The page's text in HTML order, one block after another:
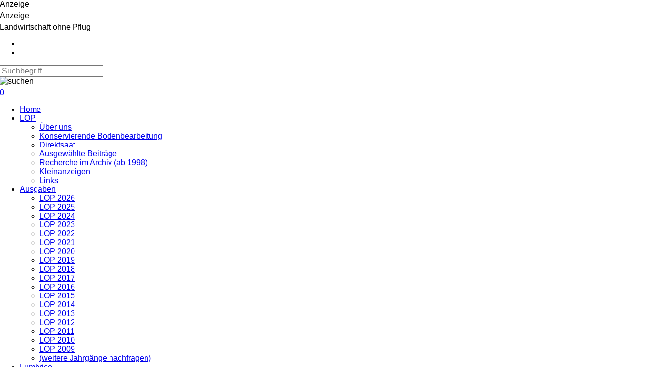
Anzeige
Anzeige
Landwirtschaft ohne Pflug
0
überspringen
Home
LOP
Über uns
Konservierende Bodenbearbeitung
Direktsaat
Ausgewählte Beiträge
Recherche im Archiv (ab 1998)
Kleinanzeigen
Links
Ausgaben
LOP 2026
LOP 2025
LOP 2024
LOP 2023
LOP 2022
LOP 2021
LOP 2020
LOP 2019
LOP 2018
LOP 2017
LOP 2016
LOP 2015
LOP 2014
LOP 2013
LOP 2012
LOP 2011
LOP 2010
LOP 2009
(weitere Jahrgänge nachfragen)